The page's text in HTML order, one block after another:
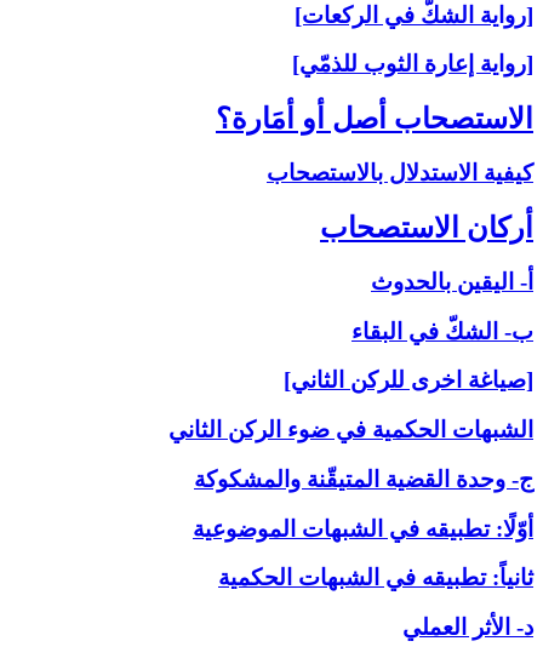
[رواية الشكّ في الركعات]
[رواية إعارة الثوب للذمّي]
الاستصحاب أصل أو أمَارة؟
كيفية الاستدلال بالاستصحاب
أركان الاستصحاب‏
أ- اليقين بالحدوث
ب- الشكّ في البقاء
[صياغة اخرى للركن الثاني]
الشبهات الحكمية في ضوء الركن الثاني
ج- وحدة القضية المتيقّنة والمشكوكة
أوّلًا: تطبيقه في الشبهات الموضوعية
ثانياً: تطبيقه في الشبهات الحكمية
د- الأثر العملي